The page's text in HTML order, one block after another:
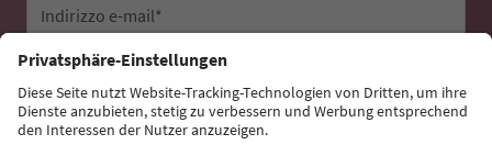
Indirizzo e-mail*
Iscriviti alla newsletter